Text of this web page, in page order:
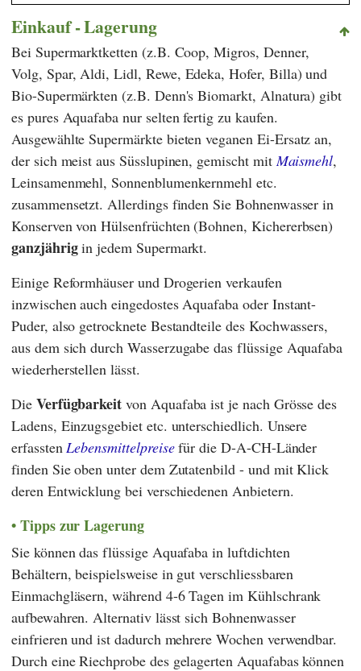
Einkauf - Lagerung
Bei Supermarktketten (z.B. Coop,Migros, Denner,
Volg, Spar,Aldi,Lidl, Rewe, Edeka,Hofer, Billa) und
Bio-Supermärkten (z.B. Denn's Biomarkt, Alnatura) gibt
es pures Aquafaba nur selten fertig zu kaufen.
Ausgewählte Supermärkte bieten veganen Ei-Ersatz an,
der sich meist aus Süsslupinen, gemischt mitMaismehl,
Leinsamenmehl, Sonnenblumenkernmehl etc.
zusammensetzt. Allerdings finden Sie Bohnenwasser in
Konserven von Hülsenfrüchten (Bohnen, Kichererbsen)
ganzjährigin jedem Supermarkt.
Einige Reformhäuser und Drogerien verkaufen
inzwischen auch eingedostes Aquafaba oder Instant-
Puder, also getrocknete Bestandteile des Kochwassers,
aus dem sich durch Wasserzugabe das flüssige Aquafaba
wiederherstellen lässt.
Die Verfügbarkeit von Aquafaba ist je nach Grösse des
Ladens, Einzugsgebiet etc. unterschiedlich. Unsere
erfasstenLebensmittelpreisefür die D-A-CH-Länder
finden Sie oben unter dem Zutatenbild - und mit Klick
deren Entwicklung bei verschiedenen Anbietern.
Tipps zur Lagerung
Sie können das flüssige Aquafaba in luftdichten
Behältern, beispielsweise in gut verschliessbaren
Einmachgläsern, während 4-6 Tagen im Kühlschrank
aufbewahren. Alternativ lässt sich Bohnenwasser
einfrieren und ist dadurch mehrere Wochen verwendbar.
Durch eine Riechprobe des gelagerten Aquafabas können